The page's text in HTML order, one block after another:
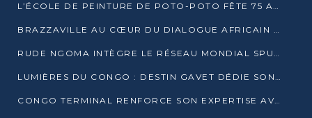
L’ÉCOLE DE PEINTURE DE POTO-POTO FÊTE 75 ANS AU SERVICE DE L’ART CONGOLAIS
BRAZZAVILLE AU CŒUR DU DIALOGUE AFRICAIN SUR LES OBJECTIFS DE DÉVELOPPEMENT DURABLE
RUDE NGOMA INTÈGRE LE RÉSEAU MONDIAL SPUTNIK PRO APRÈS UNE FORMATION À MOSCOU
LUMIÈRES DU CONGO : DESTIN GAVET DÉDIE SON PRIX À L’UNITÉ NATIONALE ET À LA JEUNESSE
CONGO TERMINAL RENFORCE SON EXPERTISE AVEC NEUF NOUVEAUX FORMATEURS EN ENGINS PORTUAIRES